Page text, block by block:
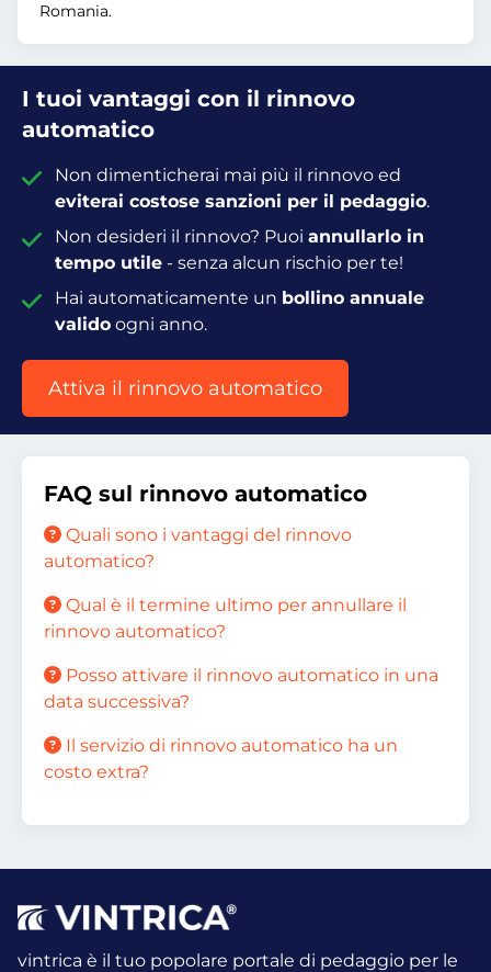
Romania.
I tuoi vantaggi con il rinnovo
automatico
Non dimenticherai mai più il rinnovo ed
eviterai costose sanzioni per il pedaggio.
Non desideri il rinnovo? Puoiannullarlo in
tempo utile - senza alcun rischio per te!
Hai automaticamente un bollino annuale
valido ogni anno.
Attiva il rinnovo automatico
FAQ sul rinnovo automatico
Quali sono i vantaggi del rinnovo
automatico?
Qual è il termine ultimo per annullare il
rinnovo automatico?
Posso attivare il rinnovo automatico in una
data successiva?
Il servizio di rinnovo automatico ha un
costo extra?
vintrica è il tuo popolare portale di pedaggio per le